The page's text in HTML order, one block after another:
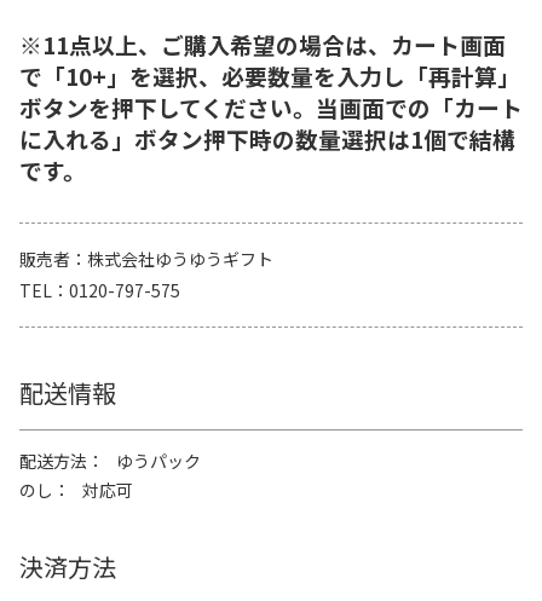
※11点以上、ご購入希望の場合は、カート画面
で「10+」を選択、必要数量を入力し「再計算」
ボタンを押下してください。当画面での「カート
に入れる」ボタン押下時の数量選択は1個で結構
です。
販売者
株式会社ゆうゆうギフト
TEL
0120-797-575
配送情報
配送方法
ゆうパック
のし
対応可
決済方法